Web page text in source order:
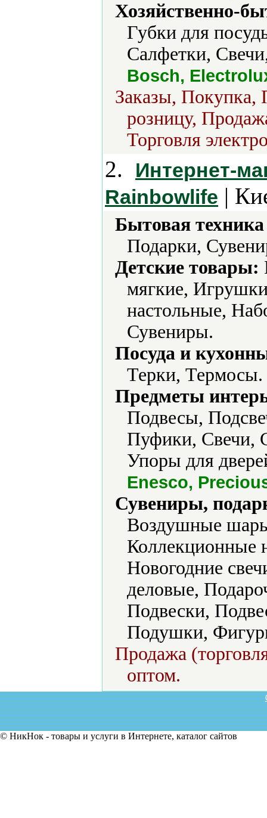
Хозяйственно-
Губки для
Салфетки,
Bosch,
Заказы, Покупка,
розницу,
Торговля
2.
Интернет-
Rainbowlife |
Бытовая
Подарки,
Детские товары:
мягкие,
настольные,
Сувениры.
Посуда и
Терки,
Предметы
Подвесы,
Пуфики, Свечи,
Упоры для
Enesco,
Сувениры,
Воздушные
Коллекционные
Новогодние
деловые,
Подвески,
Подушки,
Продажа
оптом.
© НикНок - товары и услуги в Интернете, каталог сайтов